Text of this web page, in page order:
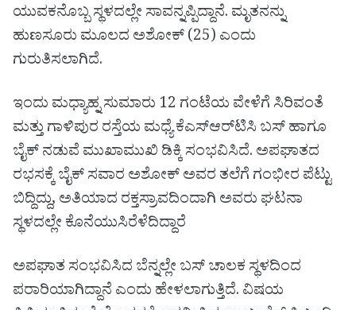
ಯುವಕನೊಬ್ಬ ಸ್ಥಳದಲ್ಲೇ ಸಾವನ್ನಪ್ಪಿದ್ದಾನೆ. ಮೃತನನ್ನು
ಹುಣಸೂರು ಮೂಲದ ಅಶೋಕ್ (25) ಎಂದು
ಗುರುತಿಸಲಾಗಿದೆ.
ಇಂದು ಮಧ್ಯಾಹ್ನ ಸುಮಾರು 12 ಗಂಟೆಯ ವೇಳೆಗೆ ಸಿರಿವಂತೆ
ಮತ್ತು ಗಾಳಿಪುರ ರಸ್ತೆಯ ಮಧ್ಯೆ ಕೆಎಸ್‌ಆರ್‌ಟಿಸಿ ಬಸ್ ಹಾಗೂ
ಬೈಕ್ ನಡುವೆ ಮುಖಾಮುಖಿ ಡಿಕ್ಕಿ ಸಂಭವಿಸಿದೆ. ಅಪಘಾತದ
ರಭಸಕ್ಕೆ ಬೈಕ್‌ ಸವಾರ ಅಶೋಕ್ ಅವರ ತಲೆಗೆ ಗಂಭೀರ ಪೆಟ್ಟು
ಬಿದ್ದಿದ್ದು, ಅತಿಯಾದ ರಕ್ತಸ್ರಾವದಿಂದಾಗಿ ಅವರು ಘಟನಾ
ಸ್ಥಳದಲ್ಲೇ ಕೊನೆಯುಸಿರೆಳೆದಿದ್ದಾರೆ
ಅಪಘಾತ ಸಂಭವಿಸಿದ ಬೆನ್ನಲ್ಲೇ ಬಸ್ ಚಾಲಕ ಸ್ಥಳದಿಂದ
ಪರಾರಿಯಾಗಿದ್ದಾನೆ ಎಂದು ಹೇಳಲಾಗುತ್ತಿದೆ. ವಿಷಯ